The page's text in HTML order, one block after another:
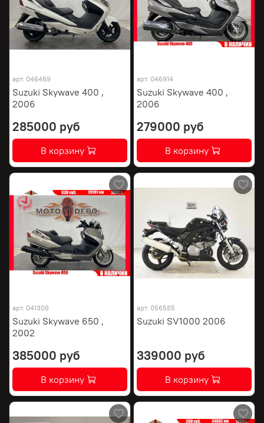
арт. 046469
Suzuki Skywave 400 ,
2006
285000 руб
В корзину
арт. 046914
Suzuki Skywave 400 ,
2006
279000 руб
В корзину
арт. 041308
Suzuki Skywave 650 ,
2002
385000 руб
В корзину
арт. 056585
Suzuki SV1000 2006
339000 руб
В корзину